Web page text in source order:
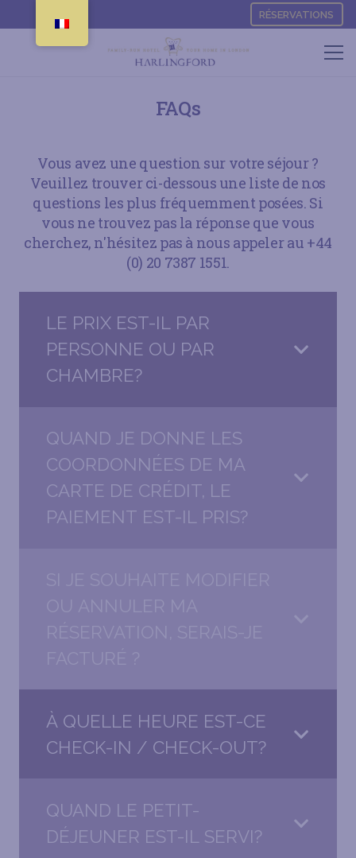
RÉSERVATIONS
FAQs
Vous avez une question sur votre séjour ?
Veuillez trouver ci-dessous une liste de nos
questions les plus fréquemment posées. Si
vous ne trouvez pas la réponse que vous
cherchez, n'hésitez pas à nous appeler au +44
(0) 20 7387 1551.
LE PRIX EST-IL PAR
PERSONNE OU PAR
CHAMBRE?
QUAND JE DONNE LES
COORDONNÉES DE MA
CARTE DE CRÉDIT, LE
PAIEMENT EST-IL PRIS?
À QUELLE HEURE EST-CE
CHECK-IN / CHECK-OUT?
QUAND LE PETIT-
DÉJEUNER EST-IL SERVI?